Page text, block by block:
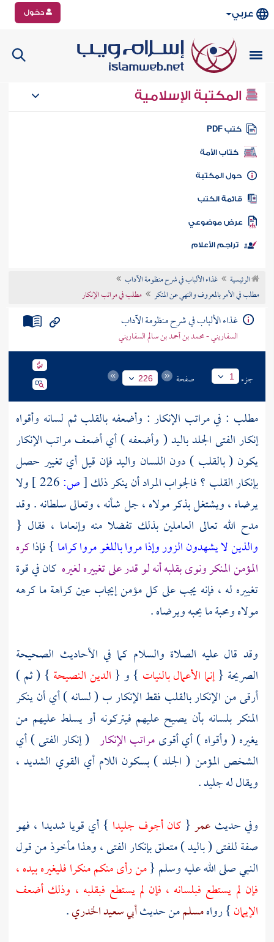
عربي دخول
المكتبة الإسلامية
كتب PDF
كتاب الأمة
المكتبة
الكتب
موضوعي
تراجم الأعلام
الرئيسية
غذاء الألباب في شرح منظومة الآداب
مطلب في الأمر بالمعروف والنهي عن المنكر
مطلب في مراتب الإنكار
غذاء الألباب في شرح منظومة الآداب
السفاريني - محمد بن أحمد بن سالم السفاريني
جزء 1 صفحة 226
مطلب : في مراتب الإنكار : وأضعفه بالقلب ثم لسانه وأقواه
إنكار الفتى الجلد باليد ( وأضعفه ) أي أضعف مراتب الإنكار
يكون ( بالقلب ) دون اللسان واليد فإن قيل أي تغيير حصل
بإنكار القلب ؟ فالجواب المراد أن ينكر ذلك[ص:
ولا
يرضاه ، ويشتغل بذكر مولاه ، جل شأنه ، وتعالى سلطانه . وقد
مدح الله تعالى العاملين بذلك تفضلا منه وإنعاما ، فقال {
والذين لا يشهدون الزور وإذا مروا باللغو مروا كراما } فإذاكره
المؤمن المنكر ونوى بقلبه أنه لو قدر على تغييره لغيره كان في قوة
تغييره له ، فإنه يجب على كل مؤمن إيجاب عين كراهة ما كرهه
مولاه ومحبة ما يحبه ويرضاه .
وقد قال عليه الصلاة والسلام كما في الأحاديث الصحيحة
الصريحة {إنما الأعمال بالنيات } و { الدين النصيحة } ( ثم )
أرقى من الإنكار بالقلب فقط الإنكار ب ( لسانه ) أي أن ينكر
المنكر بلسانه بأن يصيح عليهم فيتركونه أو يسلط عليهم من
يغيره ( وأقواه ) أي أقوىمراتب الإنكار ( إنكار الفتى ) أي
الشخص المؤمن ( الجلد ) بسكون اللام أي القوي الشديد ،
ويقال له جليد .
وفي حديث عمر { كان أجوف جليدا } أي قويا شديدا ، فهو
صفة للفتى ( باليد ) متعلق بإنكار الفتى ، وهذا مأخوذ من قول
النبي صلى الله عليه وسلم {من رأى منكم منكرا فليغيره بيده ،
فإن لم يستطع فبلسانه ، فإن لم يستطع فبقلبه ، وذلك أضعف
الإيمان} رواهمسلممن حديثأبي سعيد الخدري.